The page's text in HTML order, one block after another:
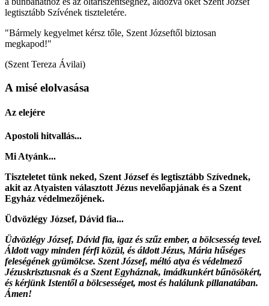
legtisztább Szívének tiszteletére.
"Bármely kegyelmet kérsz tőle, Szent Józseftől biztosan
megkapod!"
(Szent Tereza Ávilai)
A misé elolvasása
Az elejére
Apostoli hitvallás...
Mi Atyánk...
Tiszteletet tünk neked, Szent József és legtisztább Szívednek,
akit az Atyaisten választott Jézus nevelőapjának és a Szent
Egyház védelmezőjének.
Üdvözlégy József, Dávid fia...
Üdvözlégy József, Dávid fia, igaz és szűz ember, a bölcsesség tevel.
Áldott vagy minden férfi közül, és áldott Jézus, Mária hűséges
feleségének gyümölcse. Szent József, méltó atya és védelmező
Jézuskrisztusnak és a Szent Egyháznak, imádkunkért bűnösökért,
és kérjünk Istentől a bölcsességet, most és halálunk pillanatában.
Ámen!